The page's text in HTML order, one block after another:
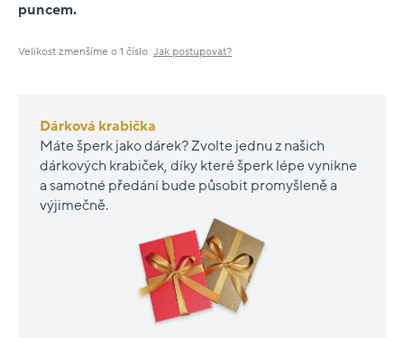
puncem.
Velikost zmenšíme o 1 číslo. Jak postupovat?
Dárková krabička
Máte šperk jako dárek? Zvolte jednu z našich
dárkových krabiček, díky které šperk lépe vynikne
a samotné předání bude působit promyšleně a
výjimečně.